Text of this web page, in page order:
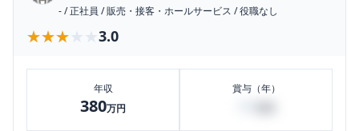
-/正社員 /販売・接客・ホールサービス /役職なし
★★★★★
★★★★★ 3.0
年収
380万円
賞与（年）